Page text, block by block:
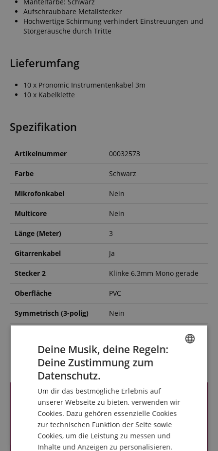
Aufschraubbare Metallstecker
Hochwertige Schirmung verhindert Einstreuungen und
Störgeräusche durch Tritte
Lieferumfang
10 x Pronomic Instrumentenkabel 3m
10 x Kabelklette
Spezifikation
Artikelnummer 00032573
Farbe Schwarz
Mikrofonkabel Nein
Multicore Nein
Länge (Meter) 3
Gitarrenkabel Ja
Stecker 2 Klinke 6.3mm Mono gerade
Oberfläche PVC
Symmetrisch (3-polig) Nein
Klinke 6.3mm Mono gerade
Kundenbewertungen
FRENCH
SPANISH
Deine Musik, deine Regeln:
Deine Zustimmung zum
Datenschutz.
Um dir das bestmögliche Erlebnis auf
unserer Webseite zu bieten, verwenden wir
Cookies. Dazu gehören essenzielle Cookies
zur technischen Funktion der Seite sowie
Cookies, um die Leistung zu messen und
Inhalte und Anzeigen zu personalisieren.